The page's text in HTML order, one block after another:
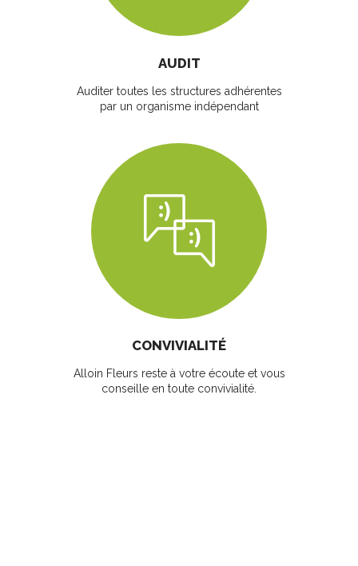
AUDIT
Auditer toutes les structures adhérentes
par un organisme indépendant
CONVIVIALITÉ
Alloin Fleurs reste à votre écoute et vous
conseille en toute convivialité.